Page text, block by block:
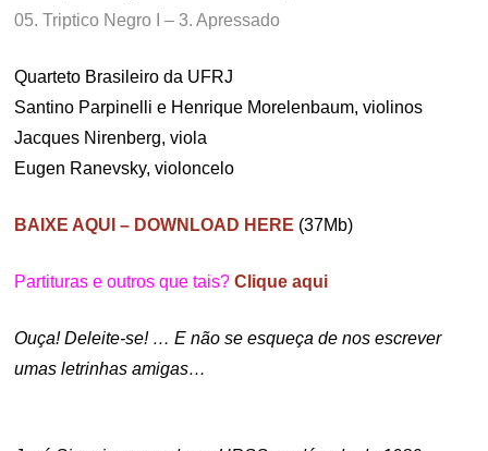
05. Triptico Negro I – 3. Apressado
Quarteto Brasileiro da UFRJ
Santino Parpinelli e Henrique Morelenbaum, violinos
Jacques Nirenberg, viola
Eugen Ranevsky, violoncelo
BAIXE AQUI – DOWNLOAD HERE (37Mb)
Partituras e outros que tais? Clique aqui
Ouça! Deleite-se! … E não se esqueça de nos escrever
umas letrinhas amigas…